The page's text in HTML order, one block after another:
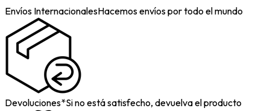
Envíos InternacionalesHacemos envíos por todo el mundo
Devoluciones*Si no está satisfecho, devuelva el producto